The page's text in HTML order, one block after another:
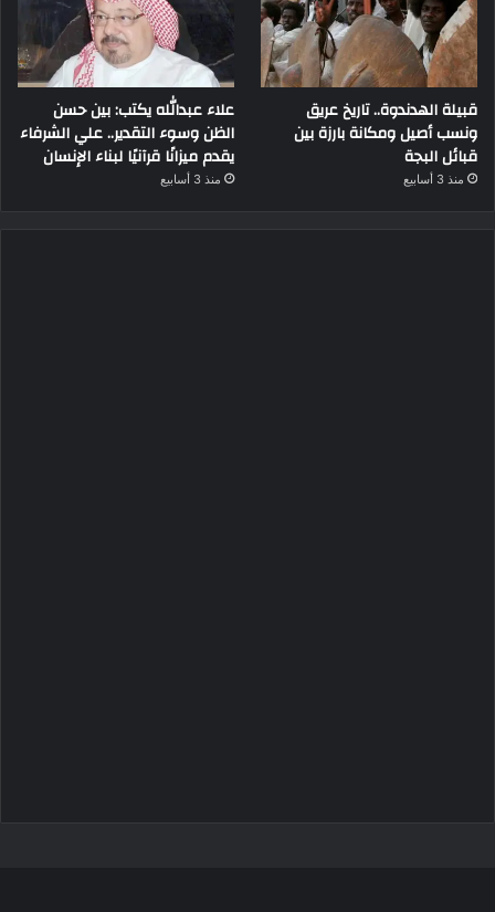
قبيلة الهدندوة.. تاريخ عريق
ونسب أصيل ومكانة بارزة بين
قبائل البجة
منذ 3 أسابيع
علاء عبدالله يكتب: بين حسن
الظن وسوء التقدير.. علي الشرفاء
يقدم ميزانًا قرآنيًا لبناء الإنسان
منذ 3 أسابيع